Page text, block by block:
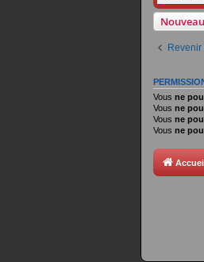
Revenir
Vous ne
Vous ne
Vous ne
Vous ne